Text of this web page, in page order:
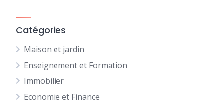
Catégories
Maison et jardin
Enseignement et Formation
Immobilier
Economie et Finance